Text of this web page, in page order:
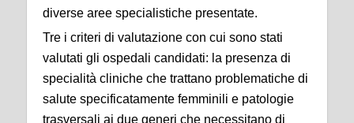
diverse aree specialistiche presentate.
Tre i criteri di valutazione con cui sono stati
valutati gli ospedali candidati: la presenza di
specialità cliniche che trattano problematiche di
salute specificatamente femminili e patologie
trasversali ai due generi che necessitano di